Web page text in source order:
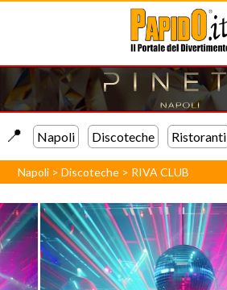
📍️ Napoli Discoteche Ristoranti
Napoli >Discoteche > RIVA CLUB